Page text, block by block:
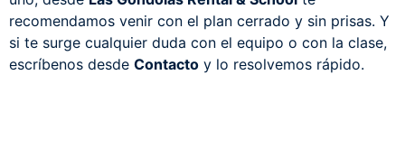
recomendamos venir con el plan cerrado y sin prisas. Y
si te surge cualquier duda con el equipo o con la clase,
escríbenos desde Contacto y lo resolvemos rápido.